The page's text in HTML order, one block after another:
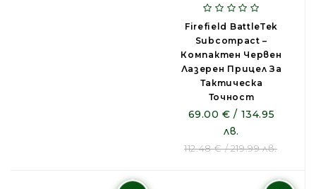
Firefield BattleTek
Subcompact –
Компактен Червен
Лазерен Прицел За
Тактическа
Точност
69.00 € / 134.95
лв.
112.48 € / 219.99 лв.